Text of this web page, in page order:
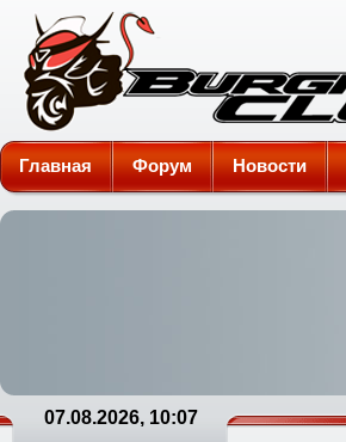
Burgman-Club
Главная Форум Новости
07.08.2026, 10:07